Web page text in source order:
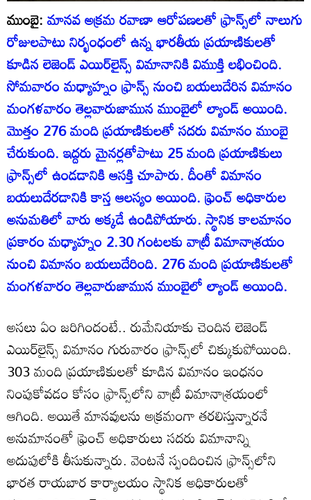
ముంబై:మానవ అక్రమ రవాణా ఆరోపణలతో ఫ్రాన్స్‌లో నాలుగు
రోజులపాటు నిర్భంధంలో ఉన్న భారతీయ ప్రయాణికులతో
కూడిన లెజెండ్ ఎయిర్‌లైన్స్ విమానానికి విముక్తి లభించింది.
సోమవారం మధ్యాహ్నం ఫ్రాన్స్ నుంచి బయలుదేరిన విమానం
మంగళవారం తెల్లవారుజామున ముంబైలో ల్యాండ్ అయింది.
మొత్తం 276 మంది ప్రయాణికులతో సదరు విమానం ముంబై
చేరుకుంది. ఇద్దరు మైనర్లతోపాటు 25 మంది ప్రయాణికులు
ఫ్రాన్స్‌లో ఉండడానికి ఆసక్తి చూపారు. దీంతో విమానం
బయలుదేరడానికి కాస్త ఆలస్యం అయింది. ఫ్రెంచ్ అధికారుల
అనుమతిలో వారు అక్కడే ఉండిపోయారు. స్థానిక కాలమానం
ప్రకారం మధ్యాహ్నం 2.30 గంటలకు వాట్రీ విమానాశ్రయం
నుంచి విమానం బయలుదేరింది. 276 మంది ప్రయాణికులతో
మంగళవారం తెల్లవారుజామున ముంబైలో ల్యాండ్ అయింది.
అసలు ఏం జరిగిందంటే.. రుమేనియాకు చెందిన లెజెండ్
ఎయిర్‌లైన్స్ విమానం గురువారం ఫ్రాన్స్‌లో చిక్కుకుపోయింది.
303 మంది ప్రయాణికులతో కూడిన విమానం ఇంధనం
నింపుకోవడం కోసం ఫ్రాన్స్‌లోని వాట్రీ విమానాశ్రయంలో
ఆగింది. అయితే మానవులను అక్రమంగా తరలిస్తున్నారనే
అనుమానంతో ఫ్రెంచ్ అధికారులు సదరు విమానాన్ని
అదుపులోకి తీసుకున్నారు. వెంటనే స్పందించిన ఫ్రాన్స్‌లోని
భారత రాయబార కార్యాలయం స్థానిక అధికారులతో